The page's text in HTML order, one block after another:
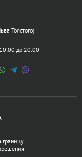
Толстого)
до 20:00
границу,